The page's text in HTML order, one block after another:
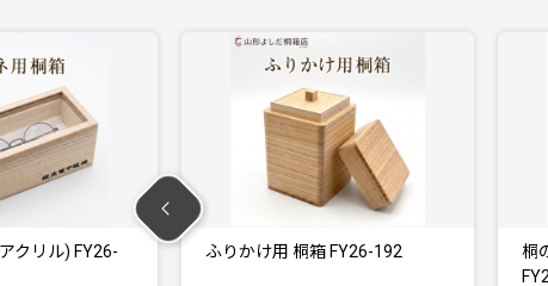
箱 FY26-192
桐のレコードボックス(EP用)